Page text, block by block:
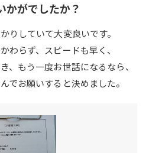
かがでしたか？
りしていて大変良いです。
わらず、スピードも早く、
、もう一度お世話になるなら、
でお願いすると決めました。